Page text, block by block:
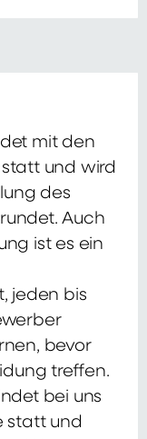
mit den
und wird
des
Auch
ist es ein
jeden bis
bevor
treffen.
bei uns
statt und